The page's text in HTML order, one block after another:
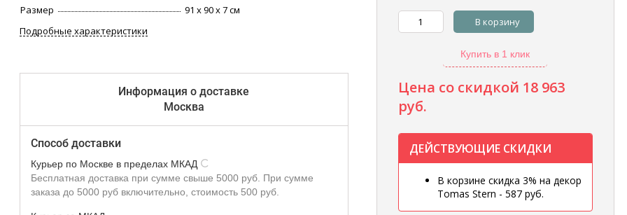
В корзину
Купить в 1 клик
Цена со скидкой 18 963
руб.
ДЕЙСТВУЮЩИЕ СКИДКИ
В корзине скидка 3% на декор
Tomas Stern - 587 руб.
Размер
91 х 90 х 7 см
Подробные характеристики
Информация о доставке
Москва
Способ доставки
Курьер по Москве в пределах МКАД
Бесплатная доставка при сумме свыше 5000 руб. При сумме
заказа до 5000 руб включительно, стоимость 500 руб.